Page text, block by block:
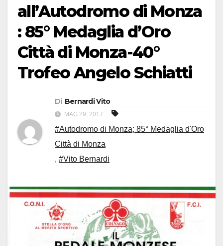
all’Autodromo di Monza
: 85° Medaglia d’Oro
Città di Monza-40°
Trofeo Angelo Schiatti
Di Bernardi Vito
MAG 29, 2017
#Autodromo di Monza; 85° Medaglia d'Oro
Città di Monza
, #Vito Bernardi